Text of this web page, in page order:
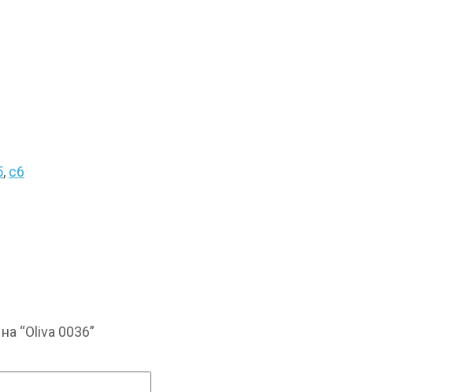
, с6
“Oliva 0036”